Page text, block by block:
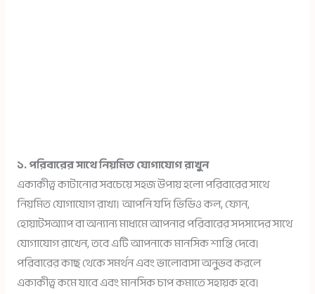
১. পরিবারের সাথে নিয়মিত যোগাযোগ রাখুন
একাকীত্ব কাটানোর সবচেয়ে সহজ উপায় হলো পরিবারের সাথে
নিয়মিত যোগাযোগ রাখা। আপনি যদি ভিডিও কল, ফোন,
হোয়াটসঅ্যাপ বা অন্যান্য মাধ্যমে আপনার পরিবারের সদস্যদের সাথে
যোগাযোগ রাখেন, তবে এটি আপনাকে মানসিক শান্তি দেবে।
পরিবারের কাছ থেকে সমর্থন এবং ভালোবাসা অনুভব করলে
একাকীত্ব কমে যাবে এবং মানসিক চাপ কমাতে সহায়ক হবে।